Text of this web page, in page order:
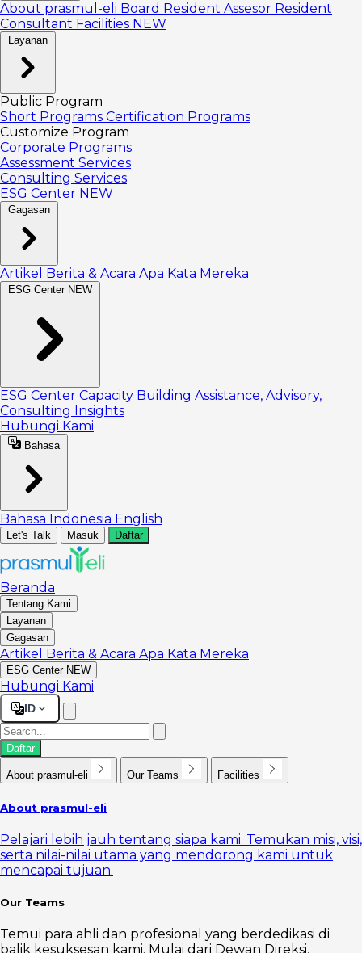
About prasmul-eli Board Resident Assesor Resident
Consultant Facilities NEW
Layanan
Public Program
Short Programs Certification Programs
Customize Program
Corporate Programs
Assessment Services
Consulting Services
ESG Center NEW
Gagasan
Artikel Berita & Acara Apa Kata Mereka
ESG Center NEW
ESG Center Capacity Building Assistance, Advisory,
Consulting Insights
Hubungi Kami
Bahasa
Bahasa Indonesia English
Let's Talk Masuk Daftar
Beranda
Tentang Kami
Layanan
Gagasan
Artikel Berita & Acara Apa Kata Mereka
ESG Center NEW
Hubungi Kami
ID
Daftar
About prasmul-eli Our Teams Facilities
About prasmul-eli
Pelajari lebih jauh tentang siapa kami. Temukan misi, visi,
serta nilai-nilai utama yang mendorong kami untuk
mencapai tujuan.
Our Teams
Temui para ahli dan profesional yang berdedikasi di
balik kesuksesan kami. Mulai dari Dewan Direksi,